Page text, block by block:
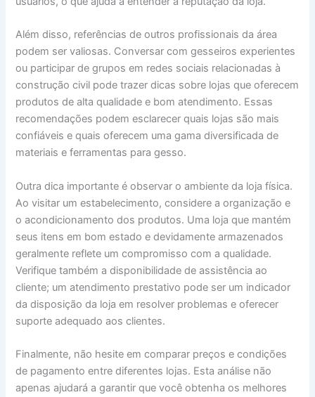
Além disso, referências de outros profissionais da área
podem ser valiosas. Conversar com gesseiros experientes
ou participar de grupos em redes sociais relacionadas à
construção civil pode trazer dicas sobre lojas que oferecem
produtos de alta qualidade e bom atendimento. Essas
recomendações podem esclarecer quais lojas são mais
confiáveis e quais oferecem uma gama diversificada de
materiais e ferramentas para gesso.
Outra dica importante é observar o ambiente da loja física.
Ao visitar um estabelecimento, considere a organização e
o acondicionamento dos produtos. Uma loja que mantém
seus itens em bom estado e devidamente armazenados
geralmente reflete um compromisso com a qualidade.
Verifique também a disponibilidade de assistência ao
cliente; um atendimento prestativo pode ser um indicador
da disposição da loja em resolver problemas e oferecer
suporte adequado aos clientes.
Finalmente, não hesite em comparar preços e condições
de pagamento entre diferentes lojas. Esta análise não
apenas ajudará a garantir que você obtenha os melhores